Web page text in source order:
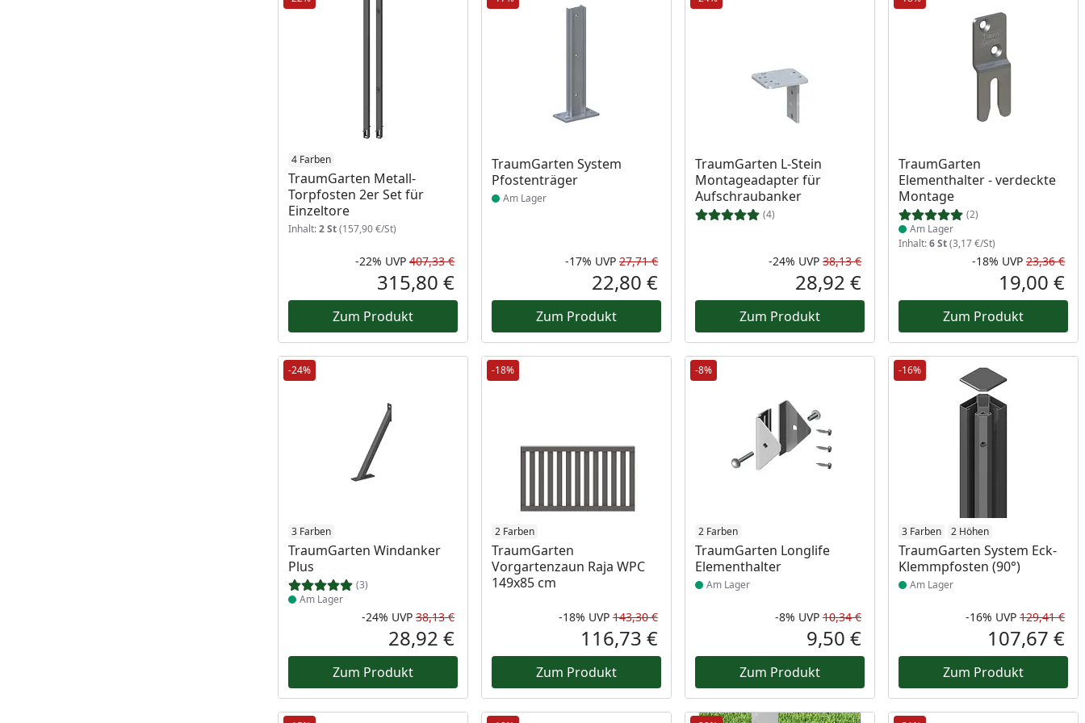
4 Farben
TraumGarten Metall-
Torpfosten 2er Set für
Einzeltore
Inhalt:2 St(157,90 €/St)
Rabatt in Prozent
-22%
Ursprünglicher Preis
UVP 407,33 €
Aktueller Preis
315,80 €
Zum Produkt
TraumGarten System
Pfostenträger
Produkt am Lager
Am Lager
Rabatt in Prozent
-17%
Ursprünglicher Preis
UVP 27,71 €
Aktueller Preis
22,80 €
Zum Produkt
TraumGarten L-Stein
Montageadapter für
Aufschraubanker
(4)
Rabatt in Prozent
-24%
Ursprünglicher Preis
UVP 38,13 €
Aktueller Preis
28,92 €
Zum Produkt
TraumGarten
Elementhalter - verdeckte
Montage
(2)
Produkt am Lager
Am Lager
Inhalt:6 St(3,17 €/St)
-18% UVP 23,36 €
19,00 €
Zum Produkt
-24%
3 Farben
TraumGarten Windanker
Plus
(3)
Produkt am Lager
Am Lager
Rabatt in Prozent
-24%
Ursprünglicher Preis
UVP 38,13 €
Aktueller Preis
28,92 €
Zum Produkt
-18%
2 Farben
TraumGarten
Vorgartenzaun Raja WPC
149x85 cm
Rabatt in Prozent
-18%
Ursprünglicher Preis
UVP 143,30 €
Aktueller Preis
116,73 €
Zum Produkt
-8%
2 Farben
TraumGarten Longlife
Elementhalter
Produkt am Lager
Am Lager
Rabatt in Prozent
-8%
Ursprünglicher Preis
UVP 10,34 €
Aktueller Preis
9,50 €
Zum Produkt
-16%
3 Farben 2 Höhen
TraumGarten System Eck-
Klemmpfosten (90°)
Produkt am Lager
Am Lager
-16% UVP 129,41 €
107,67 €
Zum Produkt